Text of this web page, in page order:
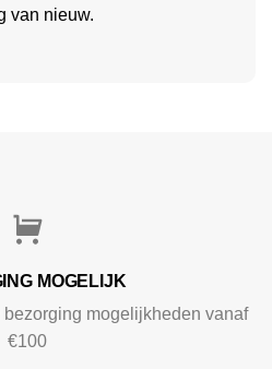
van nieuw.
MOGELIJK
bezorging mogelijkheden vanaf
€100